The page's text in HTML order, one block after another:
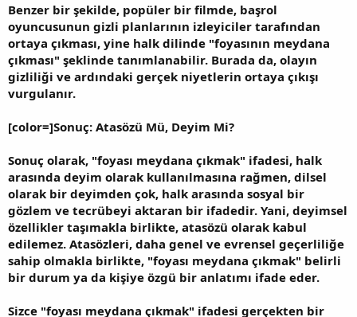
Benzer bir şekilde, popüler bir filmde, başrol
oyuncusunun gizli planlarının izleyiciler tarafından
ortaya çıkması, yine halk dilinde "foyasının meydana
çıkması" şeklinde tanımlanabilir. Burada da, olayın
gizliliği ve ardındaki gerçek niyetlerin ortaya çıkışı
vurgulanır.
[color=]Sonuç: Atasözü Mü, Deyim Mi?
Sonuç olarak, "foyası meydana çıkmak" ifadesi, halk
arasında deyim olarak kullanılmasına rağmen, dilsel
olarak bir deyimden çok, halk arasında sosyal bir
gözlem ve tecrübeyi aktaran bir ifadedir. Yani, deyimsel
özellikler taşımakla birlikte, atasözü olarak kabul
edilemez. Atasözleri, daha genel ve evrensel geçerliliğe
sahip olmakla birlikte, "foyası meydana çıkmak" belirli
bir durum ya da kişiye özgü bir anlatımı ifade eder.
Sizce "foyası meydana çıkmak" ifadesi gerçekten bir